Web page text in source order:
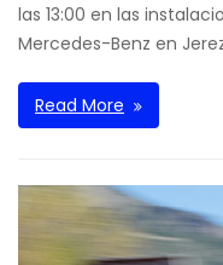
las 13:00 en las
Mercedes-Benz en
Read More